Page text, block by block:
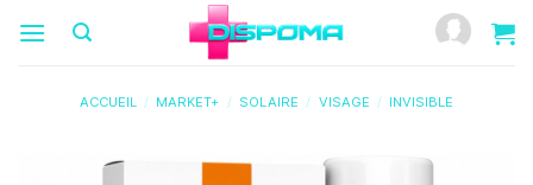
ACCUEIL / MARKET+ / SOLAIRE / VISAGE / INVISIBLE